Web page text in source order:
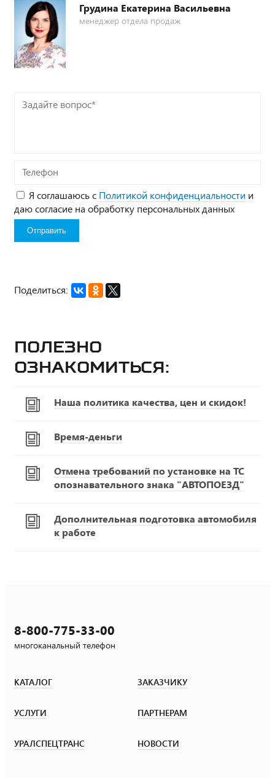
Грудина Екатерина Васильевна
менеджер отдела продаж
Задайте
вопрос*
Телефон
Я соглашаюсь с Политикой конфиденциальности и
даю согласие на обработку персональных данных
Поделиться:
Полезно
ознакомиться:
Наша политика качества, цен и скидок!
Время-деньги
Отмена требований по установке на ТС
опознавательного знака "АВТОПОЕЗД"
Дополнительная подготовка автомобиля
к работе
8-800-775-33-00
многоканальный телефон
КАТАЛОГ ЗАКАЗЧИКУ
УСЛУГИ ПАРТНЕРАМ
УРАЛСПЕЦТРАНС НОВОСТИ